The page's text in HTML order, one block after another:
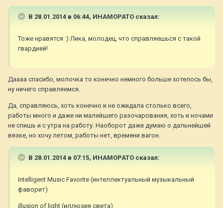
В 28.01.2014 в 06:44, ИНАМОРАТО сказал:
Тоже нравятся :) Лика, молодец, что справляешься с такой
гвардией!
Даааа спасибо, молочка то конечно немного больше хотелось бы,
ну ничего справляемся.
Да, справляюсь, хоть конечно и не ожидала столько всего,
работы много и даже ни малейшего разочарования, хоть и ночами
не спишь и с утра на работу. Наоборот даже думаю о дальнейшей
вязке, но хочу летом, работы нет, времени вагон.
В 28.01.2014 в 07:15, ИНАМОРАТО сказал:
Intelligent Music Favorite (интеллектуальный музыкальный
фаворит)
illusion of light (иллюзия света)